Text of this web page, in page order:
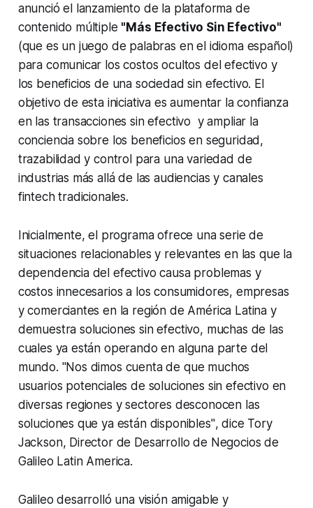
anunció el lanzamiento de la plataforma de
contenido múltiple "Más Efectivo Sin Efectivo"
(que es un juego de palabras en el idioma español)
para comunicar los costos ocultos del efectivo y
los beneficios de una sociedad sin efectivo. El
objetivo de esta iniciativa es aumentar la confianza
en las transacciones sin efectivo y ampliar la
conciencia sobre los beneficios en seguridad,
trazabilidad y control para una variedad de
industrias más allá de las audiencias y canales
fintech tradicionales.
Inicialmente, el programa ofrece una serie de
situaciones relacionables y relevantes en las que la
dependencia del efectivo causa problemas y
costos innecesarios a los consumidores, empresas
y comerciantes en la región de América Latina y
demuestra soluciones sin efectivo, muchas de las
cuales ya están operando en alguna parte del
mundo. "Nos dimos cuenta de que muchos
usuarios potenciales de soluciones sin efectivo en
diversas regiones y sectores desconocen las
soluciones que ya están disponibles", dice Tory
Jackson, Director de Desarrollo de Negocios de
Galileo Latin America.
Galileo desarrolló una visión amigable y